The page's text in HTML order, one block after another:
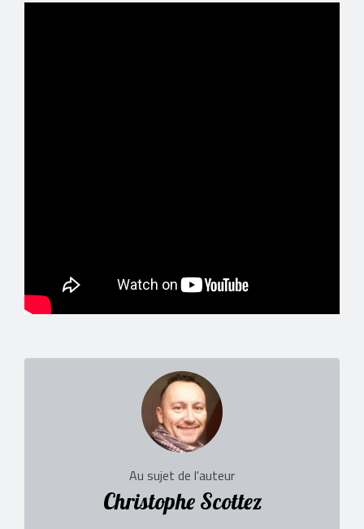
Au sujet de l'auteur
Christophe Scottez